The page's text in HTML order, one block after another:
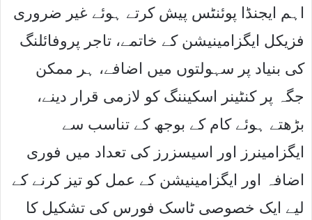
اہم ایجنڈا پوئنٹس پیش کرتے ہوئے غیر ضروری
فزیکل ایگزامینیشن کے خاتمے، تاجر پروفائلنگ
کی بنیاد پر سہولتوں میں اضافے، ہر ممکن
جگہ پر کنٹینر اسکیننگ کو لازمی قرار دینے،
بڑھتے ہوئے کام کے بوجھ کے تناسب سے
ایگزامینرز اور اسیسزرز کی تعداد میں فوری
اضافہ اور ایگزامینیشن کے عمل کو تیز کرنے کے
لیے ایک خصوصی ٹاسک فورس کی تشکیل کا